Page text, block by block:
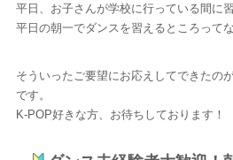
平日、お子さんが学校に行っている間に
平日の朝一でダンスを習えるところって
そういったご要望にお応えしてできたの
です。
K-POP好きな方、お待ちしております！